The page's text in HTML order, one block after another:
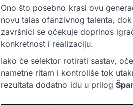
Ono što posebno krasi ovu
novu talas ofanzivnog talenta,
završnici se očekuje doprinos
konkretnost i realizaciju.
Iako će selektor rotirati sastav,
nametne ritam i kontroliše tok
rezultata dodatno idu u prilog